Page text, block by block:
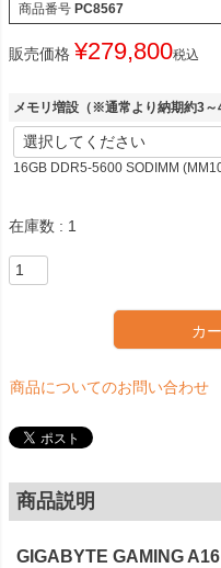
商品番号 PC8567
販売価格 ¥279,800税込
メモリ増設（※通常より納期約3～
16GB DDR5-5600 SODIMM
在庫数 1
カ
商品についてのお問い合わせ
商品説明
GIGABYTE GAMING A16